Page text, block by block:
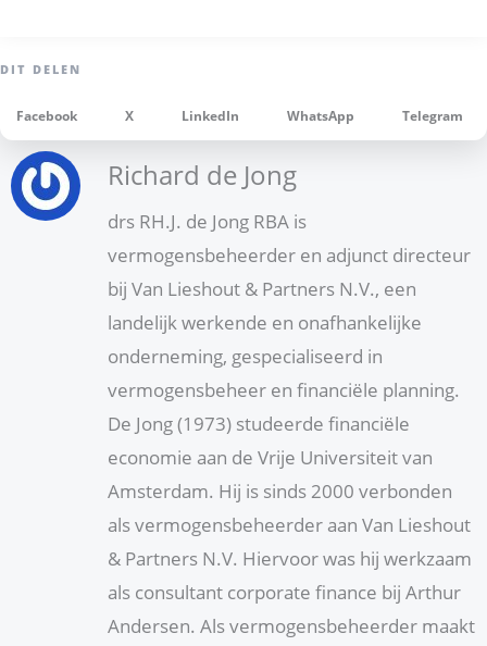
Facebook X LinkedIn WhatsApp Telegram
Richard de Jong
drs RH.J. de Jong RBA is
vermogensbeheerder en adjunct directeur
bij Van Lieshout & Partners N.V., een
landelijk werkende en onafhankelijke
onderneming, gespecialiseerd in
vermogensbeheer en financiële planning.
De Jong (1973) studeerde financiële
economie aan de Vrije Universiteit van
Amsterdam. Hij is sinds 2000 verbonden
als vermogensbeheerder aan Van Lieshout
& Partners N.V. Hiervoor was hij werkzaam
als consultant corporate finance bij Arthur
Andersen. Als vermogensbeheerder maakt